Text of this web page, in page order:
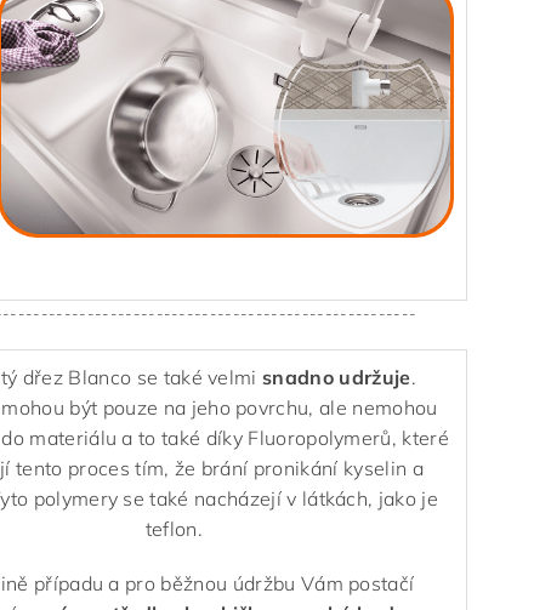
dřez Blanco se také velmisnadno udržuje.
být pouze na jeho povrchu, ale nemohou
materiálu a to také díky Fluoropolymerů, které
tento proces tím, že brání pronikání kyselin a
polymery se také nacházejí v látkách, jako je
teflon.
případu a pro běžnou údržbu Vám postačí